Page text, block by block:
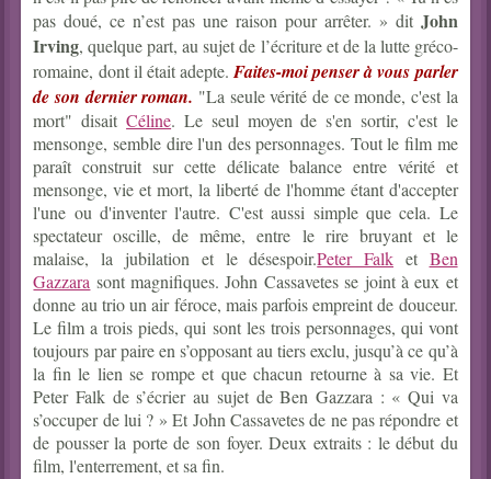
pas doué, ce n’est pas une raison pour arrêter. » dit John
Irving, quelque part, au sujet de l’écriture et de la lutte gréco-
romaine, dont il était adepte.Faites-moi penser à vous parler
de son dernier roman. "La seule vérité de ce monde, c'est la
mort" disaitCéline. Le seul moyen de s'en sortir, c'est le
mensonge, semble dire l'un des personnages. Tout le film me
paraît construit sur cette délicate balance entre vérité et
mensonge, vie et mort, la liberté de l'homme étant d'accepter
l'une ou d'inventer l'autre. C'est aussi simple que cela. Le
spectateur oscille, de même, entre le rire bruyant et le
malaise, la jubilation et le désespoir.Peter Falk et Ben
Gazzara sont magnifiques. John Cassavetes se joint à eux et
donne au trio un air féroce, mais parfois empreint de douceur.
Le film a trois pieds, qui sont les trois personnages, qui vont
toujours par paire en s’opposant au tiers exclu, jusqu’à ce qu’à
la fin le lien se rompe et que chacun retourne à sa vie. Et
Peter Falk de s’écrier au sujet de Ben Gazzara : « Qui va
s’occuper de lui ? » Et John Cassavetes de ne pas répondre et
de pousser la porte de son foyer. Deux extraits : le début du
film, l'enterrement, et sa fin.